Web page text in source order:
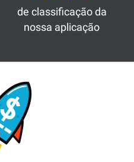
de classificação da
nossa aplicação